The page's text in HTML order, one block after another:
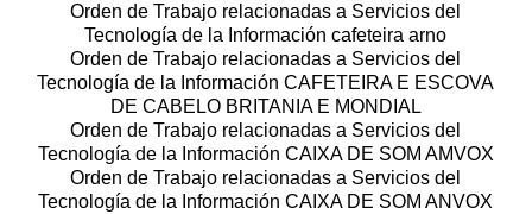
Orden de Trabajo relacionadas a Servicios del
Tecnología de la Información cafeteira arno
Orden de Trabajo relacionadas a Servicios del
Tecnología de la Información CAFETEIRA E ESCOVA
DE CABELO BRITANIA E MONDIAL
Orden de Trabajo relacionadas a Servicios del
Tecnología de la Información CAIXA DE SOM AMVOX
Orden de Trabajo relacionadas a Servicios del
Tecnología de la Información CAIXA DE SOM ANVOX